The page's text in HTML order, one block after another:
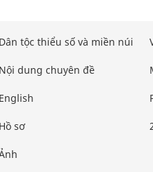
Dân tộc thiểu số và miền núi
Nội dung chuyên đề
English
Hồ sơ